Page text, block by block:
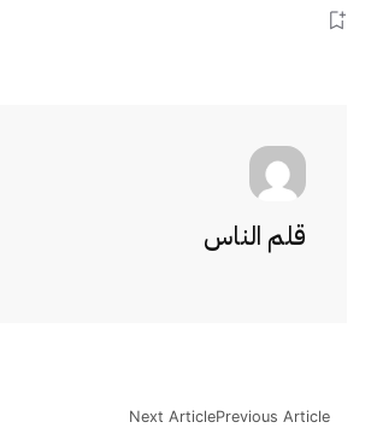
قلم الناس
Previous Article
Next Article